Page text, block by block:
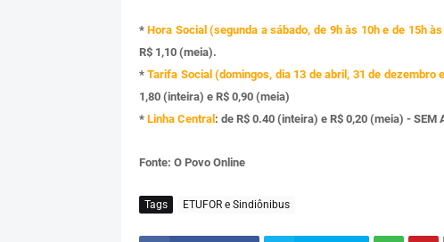
*Hora Social (segunda a sábado, de 9h às 10h e de 15h
R$ 1,10 (meia).
*Tarifa Social (domingos, dia 13 de abril, 31 de dezembro
1,80 (inteira) e R$ 0,90 (meia)
* Linha Central : de R$ 0.40 (inteira) e R$ 0,20 (meia) - SEM
Fonte: O Povo Online
Tags ETUFOR e Sindiônibus